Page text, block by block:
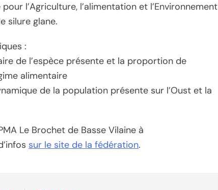
l’Agriculture, l’alimentation et l’Environnement
silure glane.
:
de l’espèce présente et la proportion de
alimentaire
de la population présente sur l’Oust et la
Le Brochet de Basse Vilaine à
sur le site de la fédération.